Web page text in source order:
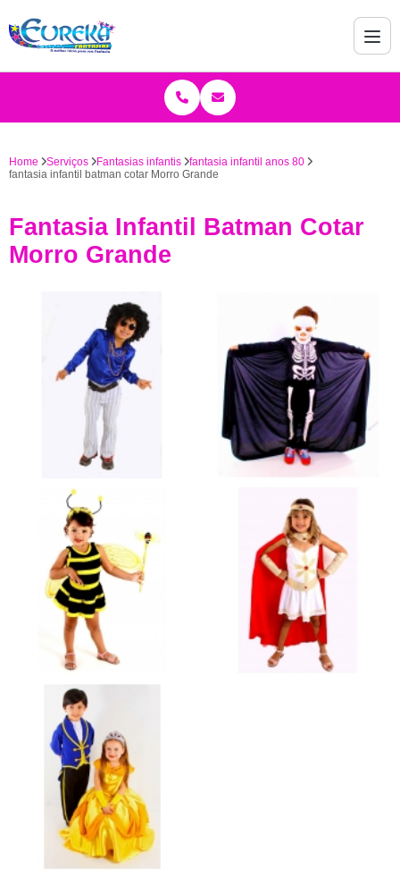
Home Serviços Fantasias infantis
fantasia infantil anos 80
fantasia infantil batman cotar Morro Grande
Fantasia Infantil Batman Cotar
Morro Grande